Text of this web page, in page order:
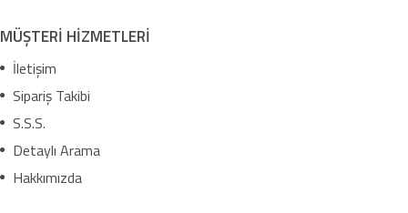
MÜŞTERİ HİZMETLERİ
İletişim
Sipariş Takibi
S.S.S.
Detaylı Arama
Hakkımızda